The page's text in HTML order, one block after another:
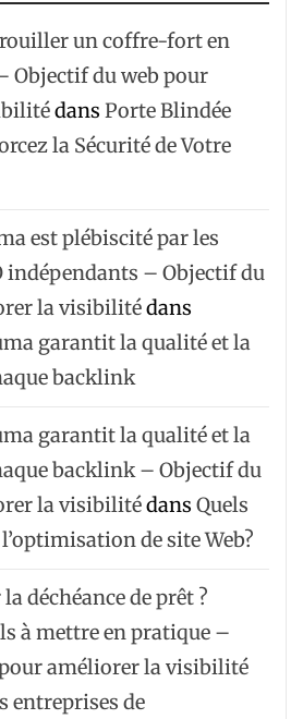
un coffre-fort en
Objectif du web pour
dans Porte Blindée
la Sécurité de Votre
est plébiscité par les
indépendants – Objectif du
la visibilitédans
garantit la qualité et la
backlink
garantit la qualité et la
backlink – Objectif du
la visibilitédans Quels
de site Web?
déchéance de prêt ?
à mettre en pratique –
améliorer la visibilité
entreprises de